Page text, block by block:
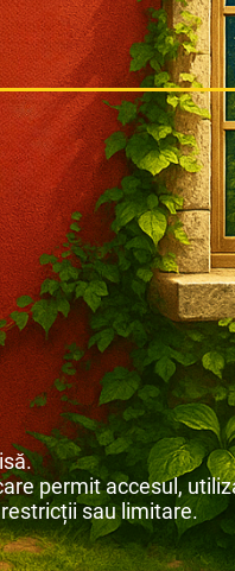
permit accesul,
sau limitare.